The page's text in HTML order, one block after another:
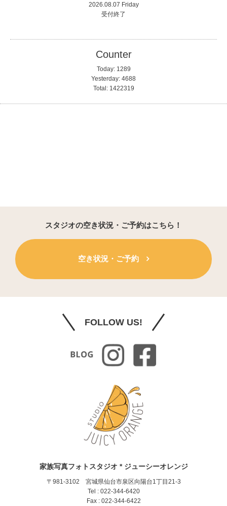
2026.08.07 Friday
受付終了
Counter
Today: 1289
Yesterday: 4688
Total: 1422319
スタジオの空き状況・ご予約はこちら！
空き状況・ご予約
FOLLOW US!
家族写真フォトスタジオ * ジューシーオレンジ
〒981-3102 宮城県仙台市泉区向陽台1丁目21-3
Tel : 022-344-6420
Fax : 022-344-6422